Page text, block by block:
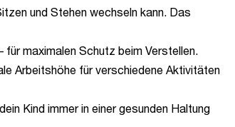
und Stehen wechseln kann. Das
maximalen Schutz beim Verstellen.
Arbeitshöhe für verschiedene Aktivitäten
Kind immer in einer gesunden Haltung